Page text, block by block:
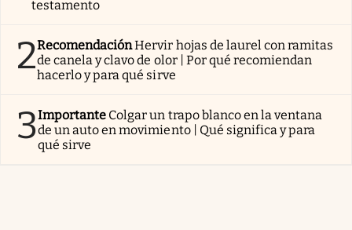
testamento
2RecomendaciónHervir hojas de laurel con ramitas
de canela y clavo de olor | Por qué recomiendan
hacerlo y para qué sirve
3Importante Colgar un trapo blanco en la ventana
de un auto en movimiento | Qué significa y para
qué sirve